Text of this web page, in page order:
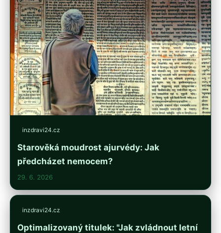
inzdravi24.cz
Starověká moudrost ajurvédy: Jak
předcházet nemocem?
29. 6. 2026
inzdravi24.cz
Optimalizovaný titulek: "Jak zvládnout letní